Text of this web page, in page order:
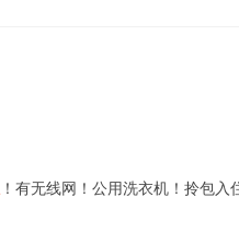
！有无线网！公用洗衣机！拎包